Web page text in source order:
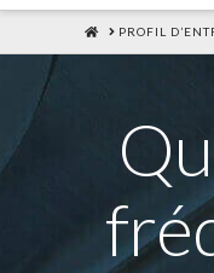
HOME
PROFIL